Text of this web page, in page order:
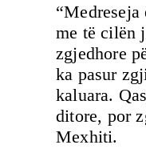
“Medreseja
me të cilën
zgjedhore
ka pasur
kaluara.
ditore, por
Mexhiti.